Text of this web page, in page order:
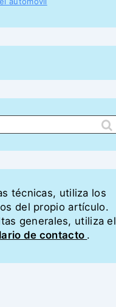
técnicas, utiliza los
del propio artículo.
generales, utiliza el
de contacto .